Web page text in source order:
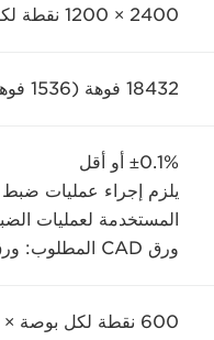
2400 × 1200 نقطة لكل بوصة
18432 فوهة (1536 فوهة × 12 لونًا)
±0.1% أو أقل
يلزم إجراء عمليات ضبط
المستخدمة لعمليات
ورق CAD المطلوب: ورق عادي، ورق CAD شفاف، ورق مطلي، ورق CAD غير لامع وشبه شفاف فقط
600 نقطة لكل بوصة × 2 بما في ذلك نظام اكتشاف الفوهات المسدودة وتعويضها